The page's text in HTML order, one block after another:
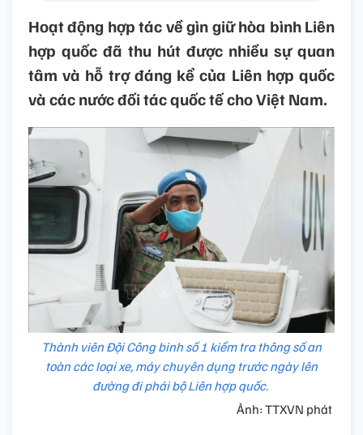
Hoạt động hợp tác về gìn giữ hòa bình Liên
hợp quốc đã thu hút được nhiều sự quan
tâm và hỗ trợ đáng kể của Liên hợp quốc
và các nước đối tác quốc tế cho Việt Nam.
Thành viên Đội Công binh số 1 kiểm tra thông số an
toàn các loại xe, máy chuyên dụng trước ngày lên
đường đi phái bộ Liên hợp quốc.
Ảnh: TTXVN phát